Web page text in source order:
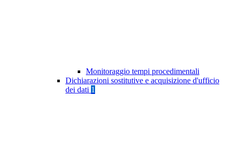
Monitoraggio tempi procedimentali
Dichiarazioni sostitutive e acquisizione d'ufficio
dei dati 1